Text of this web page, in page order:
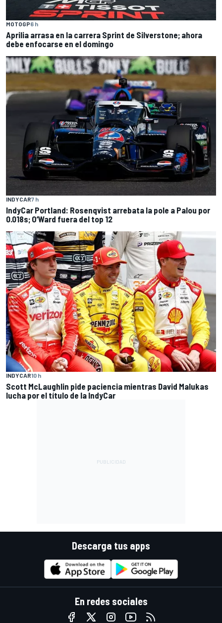
MOTOGP6 h
Aprilia arrasa en la carrera Sprint de Silverstone; ahora
debe enfocarse en el domingo
INDYCAR7 h
IndyCar Portland: Rosenqvist arrebata la pole a Palou por
0.018s; O’Ward fuera del top 12
INDYCAR10 h
Scott McLaughlin pide paciencia mientras David Malukas
lucha por el título de la IndyCar
Descarga tus apps
En redes sociales